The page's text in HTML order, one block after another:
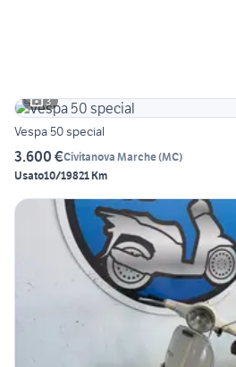
3
Vespa 50 special
3.600 €Civitanova Marche(MC)
Usato10/19821 Km